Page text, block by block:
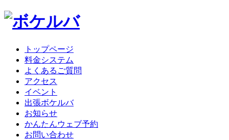
トップページ
料金システム
よくあるご質問
アクセス
イベント
出張ボケルバ
お知らせ
かんたんウェブ予約
お問い合わせ